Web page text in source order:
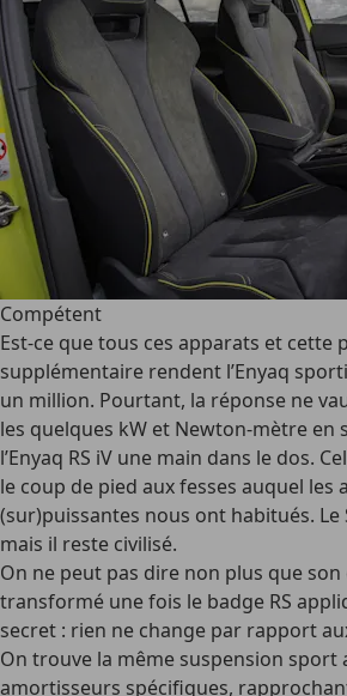
Compétent
Est-ce que tous ces apparats et cette
supplémentaire rendent l’Enyaq
un million. Pourtant, la réponse ne
les quelques kW et Newton-mètre en
l’Enyaq RS iV une main dans le dos.
le coup de pied aux fesses auquel les
(sur)puissantes nous ont habitués. Le
mais il reste civilisé.
On ne peut pas dire non plus que son
transformé une fois le badge RS
secret : rien ne change par rapport
On trouve la même suspension sport
amortisseurs spécifiques,